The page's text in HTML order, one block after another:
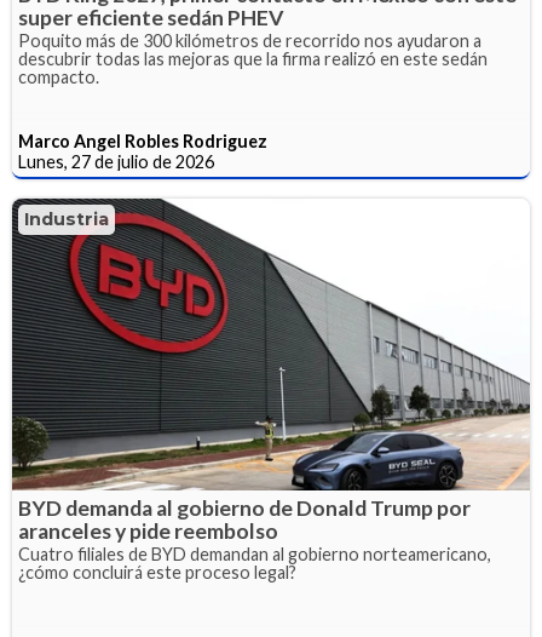
super eficiente sedán PHEV
Poquito más de 300 kilómetros de recorrido nos ayudaron a
descubrir todas las mejoras que la firma realizó en este sedán
compacto.
Marco Angel Robles Rodriguez
Lunes, 27 de julio de 2026
Industria
BYD demanda al gobierno de Donald Trump por
aranceles y pide reembolso
Cuatro filiales de BYD demandan al gobierno norteamericano,
¿cómo concluirá este proceso legal?